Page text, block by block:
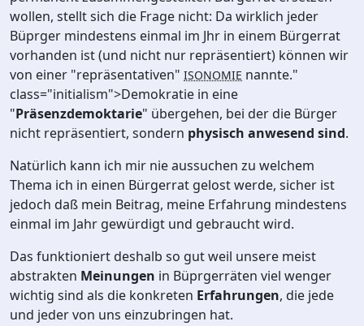
wollen, stellt sich die Frage nicht: Da wirklich jeder
Büprger mindestens einmal im Jhr in einem Bürgerrat
vorhanden ist (und nicht nur repräsentiert) können wir
von einer "repräsentativen" ISONOMIE nannte."
class="initialism">Demokratie in eine
"Präsenzdemoktarie" übergehen, bei der die Bürger
nicht repräsentiert, sondern physisch anwesend sind.
Natürlich kann ich mir nie aussuchen zu welchem
Thema ich in einen Bürgerrat gelost werde, sicher ist
jedoch daß mein Beitrag, meine Erfahrung mindestens
einmal im Jahr gewürdigt und gebraucht wird.
Das funktioniert deshalb so gut weil unsere meist
abstrakten Meinungen in Büprgerräten viel wenger
wichtig sind als die konkreten Erfahrungen, die jede
und jeder von uns einzubringen hat.